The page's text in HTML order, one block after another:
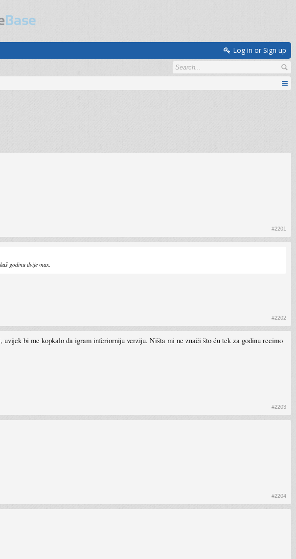
Log in or Sign up
#2201
godinu dvije max.
#2202
bi me kopkalo da igram inferiorniju verziju. Ništa mi ne znači što ću tek za godinu recimo
#2203
#2204